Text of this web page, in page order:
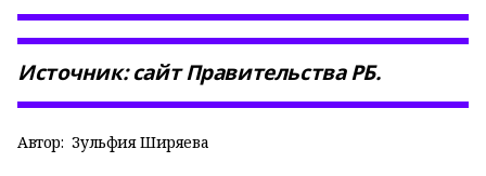
Источник: сайт Правительства РБ.
Автор: Зульфия Ширяева